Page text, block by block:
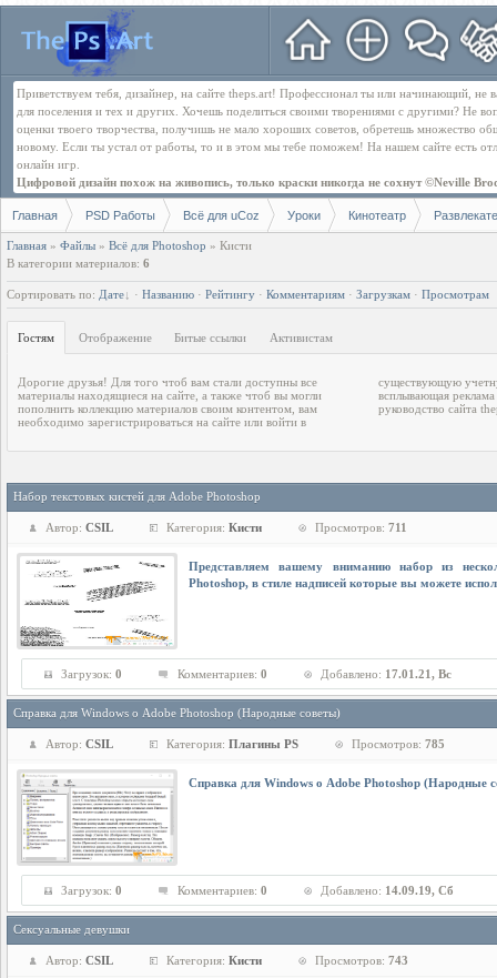
Приветствуем тебя, дизайнер, на сайте theps.art! Профессионал ты или начинающий,
для поселения и тех и других. Хочешь поделиться своими творениями с другими? Не
оценки твоего творчества, получишь не мало хороших советов, обретешь множество
новому. Если ты устал от работы, то и в этом мы тебе поможем! На нашем сайте есть
онлайн игр.
Цифровой дизайн похож на живопись, только краски никогда не сохнут ©Neville
Главная PSD Работы Всё для uCoz Уроки Кинотеатр
Главная » Файлы » Всё для Photoshop » Кисти
В категории материалов: 6
Сортировать по: Дате · Названию · Рейтингу · Комментариям · Загрузкам · Просмотрам
Гостям
Дорогие друзья! Для того чтоб вам стали доступны все
материалы находящиеся на сайте, а также чтоб вы могли
пополнить коллекцию материалов своим контентом, вам
необходимо зарегистрироваться на сайте или войти в
существующую учетную запись. После регистрации
всплывающая реклама перестанет отвлекать. С уважением
руководство сайта
Отображение Битые ссылки Активистам
Набор текстовых кистей для Adobe Photoshop
Автор: CSIL Категория: Кисти Просмотров: 711
Представляем вашему вниманию набор из
Photoshop, в стиле надписей которые вы можете
Загрузок: 0 Комментариев: 0 Добавлено: 17.01.21, Вс
Справка для Windows о Adobe Photoshop (Народные советы)
Автор: CSIL Категория: Плагины PS Просмотров: 785
Справка для Windows о Adobe Photoshop (Народные
Загрузок: 0 Комментариев: 0 Добавлено: 14.09.19, Сб
Сексуальные девушки
Автор: CSIL Категория: Кисти Просмотров: 743